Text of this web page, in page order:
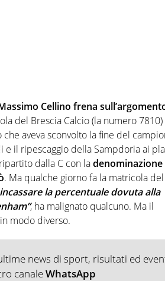
Cellino frena
del Brescia Calcio (la numero 7810)
aveva sconvolto la fine del
il ripescaggio della Sampdoria ai
dalla C con ladenominazione
. Ma qualche giorno fa la matricola del
la percentuale dovuta alla
, ha malignato qualcuno. Ma il
modo diverso.
news di sport, risultati ed
canaleWhatsApp